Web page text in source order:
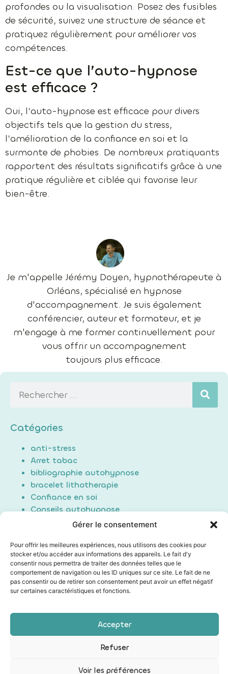
Gérer le consentement
Pour offrir les meilleures expériences, nous utilisons des cookies pour
stocker et/ou accéder aux informations des appareils. Le fait d'y
consentir nous permettra de traiter des données telles que le
comportement de navigation ou les ID uniques sur ce site. Le fait de ne
pas consentir ou de retirer son consentement peut avoir un effet négatif
sur certaines caractéristiques et fonctions.
Accepter
Refuser
Voir les préférences
profondes ou la visualisation. Posez des fusibles
de sécurité, suivez une structure de séance et
pratiquez régulièrement pour améliorer vos
compétences.
Est-ce que l’auto-hypnose
est efficace ?
Oui, l’auto-hypnose est efficace pour divers
objectifs tels que la gestion du stress,
l’amélioration de la confiance en soi et la
surmonte de phobies. De nombreux pratiquants
rapportent des résultats significatifs grâce à une
pratique régulière et ciblée qui favorise leur
bien-être.
Je m'appelle Jérémy Doyen, hypnothérapeute à
Orléans, spécialisé en hypnose
d'accompagnement. Je suis également
conférencier, auteur et formateur, et je
m'engage à me former continuellement pour
vous offrir un accompagnement
toujours plus efficace.
Catégories
anti-stress
Arret tabac
bibliographie autohypnose
bracelet lithotherapie
Confiance en soi
Conseils autohypnose
crise d'angoisse
Douleur
Formation Auto-hypnose
hypnose
maigrir / perte de poids
Non classé
Technique auto hypnose
Technique d'induction
Les mentions légales|Conditions générales de vente